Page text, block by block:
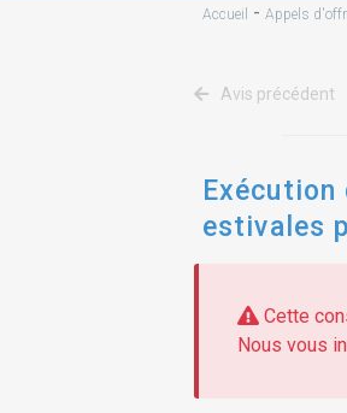
Accueil - Appels
Avis précédent
estivales
Cette
Nous vous